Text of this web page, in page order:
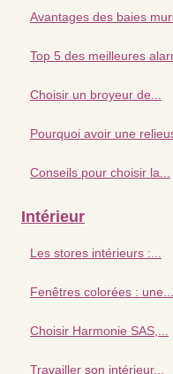
Avantages des baies
Top 5 des meilleures
Choisir un broyeur de...
Pourquoi avoir une
Conseils pour choisir la...
Intérieur
Les stores intérieurs :...
Fenêtres colorées : une...
Choisir Harmonie SAS,...
Travailler son intérieur...